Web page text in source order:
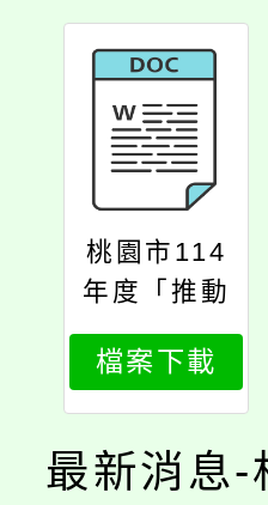
桃園市114
年度「推動
月經教育及
性別平等教
育得獎教案
發表會」研
習計畫
檔案下載
最新消息-